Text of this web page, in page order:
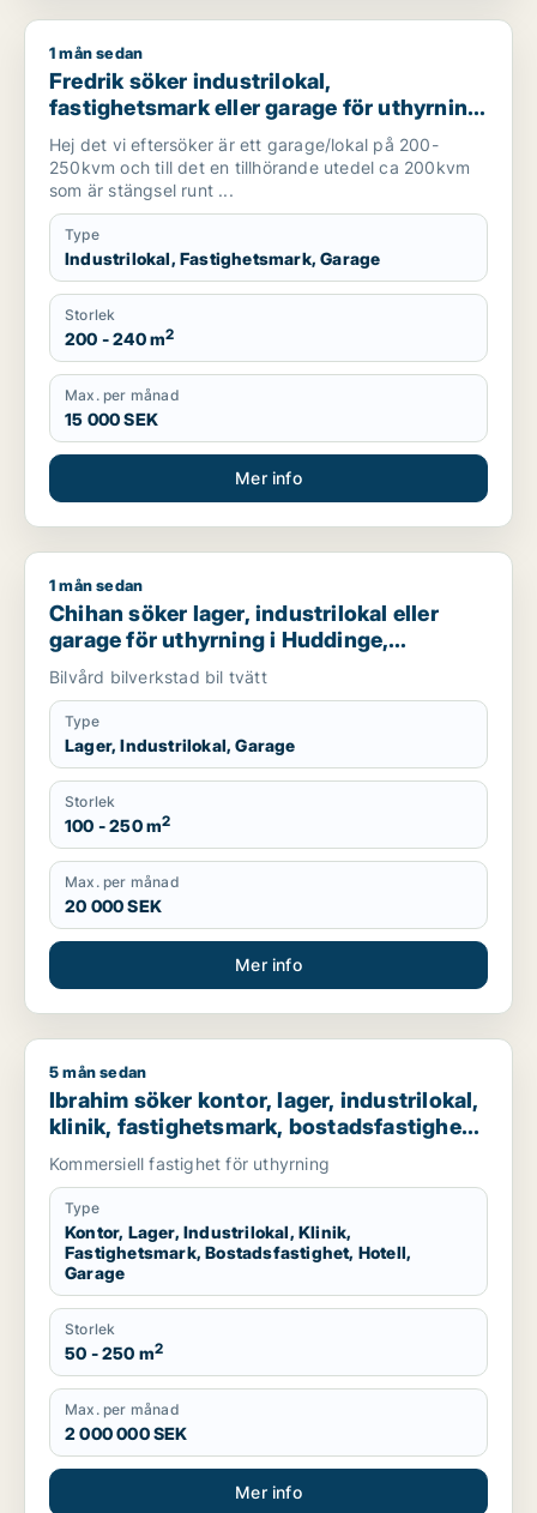
Fredrik söker industrilokal, fastighetsmark eller garage för
1 mån sedan
Fredrik söker industrilokal,
fastighetsmark eller garage för uthyrning
i Söderort
Hej det vi eftersöker är ett garage/lokal på 200-
250kvm och till det en tillhörande utedel ca 200kvm
som är stängsel runt ...
Type
Industrilokal, Fastighetsmark, Garage
Storlek
200 - 240 m2
Max. per månad
15 000 SEK
Mer info
Chihan söker lager, industrilokal eller garage för uthyrning i
1 mån sedan
Chihan söker lager, industrilokal eller
garage för uthyrning i Huddinge,
Botkyrka eller Haninge m.fl.
Bilvård bilverkstad bil tvätt
Type
Lager, Industrilokal, Garage
Storlek
100 - 250 m2
Max. per månad
20 000 SEK
Mer info
Ibrahim söker kontor, lager, industrilokal, klinik,
5 mån sedan
Ibrahim söker kontor, lager, industrilokal,
klinik, fastighetsmark, bostadsfastighet,
hotell eller garage till salu i Stockholms
Kommersiell fastighet för uthyrning
Type
Kontor, Lager, Industrilokal, Klinik,
Fastighetsmark, Bostadsfastighet, Hotell,
Garage
Storlek
50 - 250 m2
Max. per månad
2 000 000 SEK
Mer info